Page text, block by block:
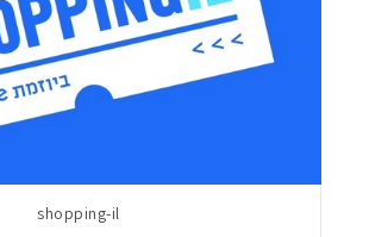
shopping-il